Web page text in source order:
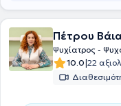
Πέτρου
Ψυχίατρος -
10.0|22